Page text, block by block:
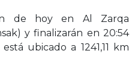
de hoy en Al Zarqa
y finalizarán en 20:54
ubicado a 1241,11 km